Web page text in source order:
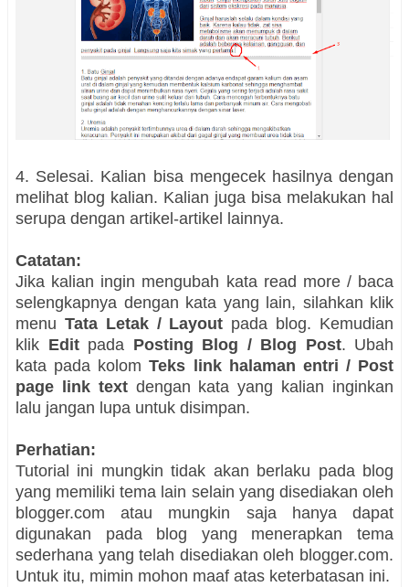
4. Selesai. Kalian bisa mengecek hasilnya dengan
melihat blog kalian. Kalian juga bisa melakukan hal
serupa dengan artikel-artikel lainnya.
Catatan:
Jika kalian ingin mengubah kata read more / baca
selengkapnya dengan kata yang lain, silahkan klik
menu Tata Letak / Layout pada blog. Kemudian
klik Edit pada Posting Blog / Blog Post. Ubah
kata pada kolomTeks link halaman entri / Post
page link text dengan kata yang kalian inginkan
lalu jangan lupa untuk disimpan.
Perhatian:
Tutorial ini mungkin tidak akan berlaku pada blog
yang memiliki tema lain selain yang disediakan oleh
blogger.com atau mungkin saja hanya dapat
digunakan pada blog yang menerapkan tema
sederhana yang telah disediakan oleh blogger.com.
Untuk itu, mimin mohon maaf atas keterbatasan ini.